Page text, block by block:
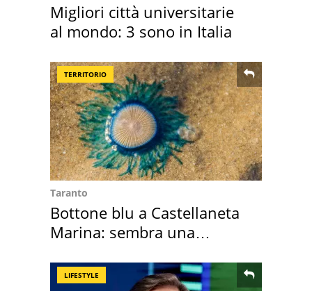
Migliori città universitarie
al mondo: 3 sono in Italia
TERRITORIO
Taranto
Bottone blu a Castellaneta
Marina: sembra una
LIFESTYLE